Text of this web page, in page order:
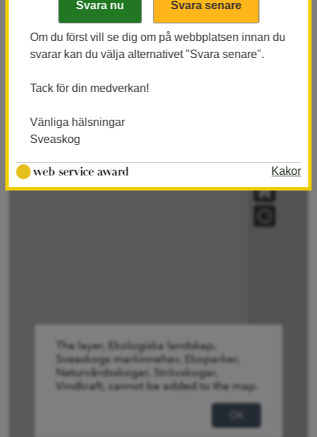
ekoparker) eller särskilt skyddsvärda biotoper
(nyckelbiotoper eller större hänsynskrävande
biotoper).
Om du först vill se dig om på webbplatsen innan du
svarar kan du välja alternativet "Svara senare".
Tack för din medverkan!
Vänliga hälsningar
Sveaskog
Kakor